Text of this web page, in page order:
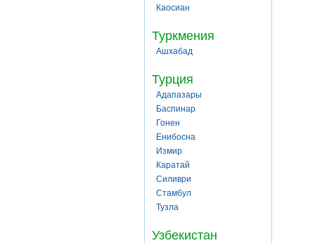
Каосиан
Туркмения
Ашхабад
Турция
Адапазары
Баспинар
Гонен
Енибосна
Измир
Каратай
Силиври
Стамбул
Тузла
Узбекистан